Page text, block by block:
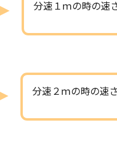
分速１ｍの時の速
分速２ｍの時の速